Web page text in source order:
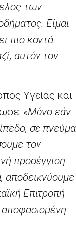
των
Είμαι
πιο κοντά
αυτόν τον
Υγείας και
«Μόνο εάν
σε πνεύμα
τον
προσέγγιση
αποδεικνύουμε
Επιτροπή